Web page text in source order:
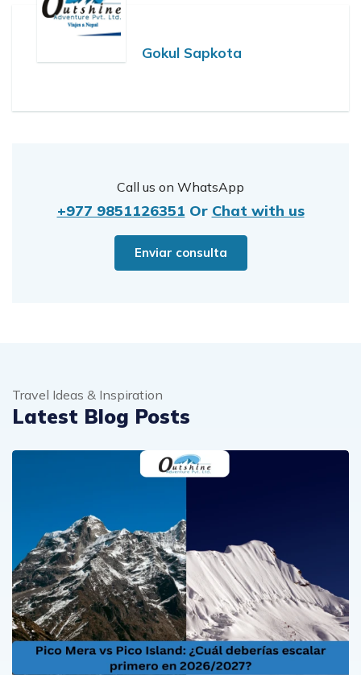
Gokul Sapkota
Call us on WhatsApp
+977 9851126351 Or Chat with us
Enviar consulta
Travel Ideas & Inspiration
Latest Blog Posts